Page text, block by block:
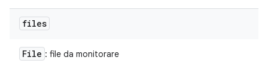
files
File : file da monitorare